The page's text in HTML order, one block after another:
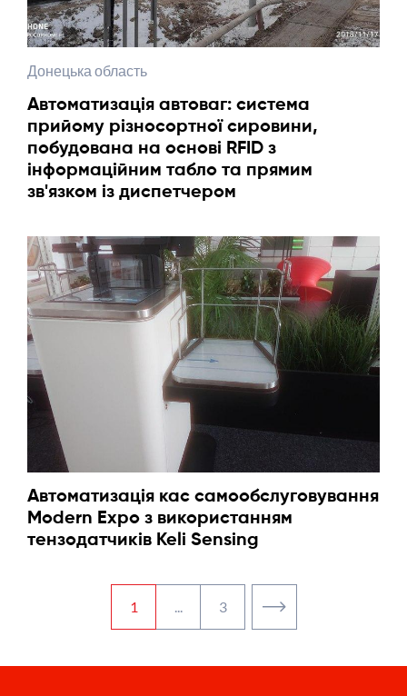
Донецька область
Автоматизація автоваг: система
прийому різносортної сировини,
побудована на основі RFID з
інформаційним табло та прямим
зв'язком із диспетчером
Автоматизація кас самообслуговування
Modern Expo з використанням
тензодатчиків Keli Sensing
1 ... 3